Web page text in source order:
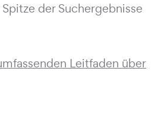
der Suchergebnisse
Leitfaden über